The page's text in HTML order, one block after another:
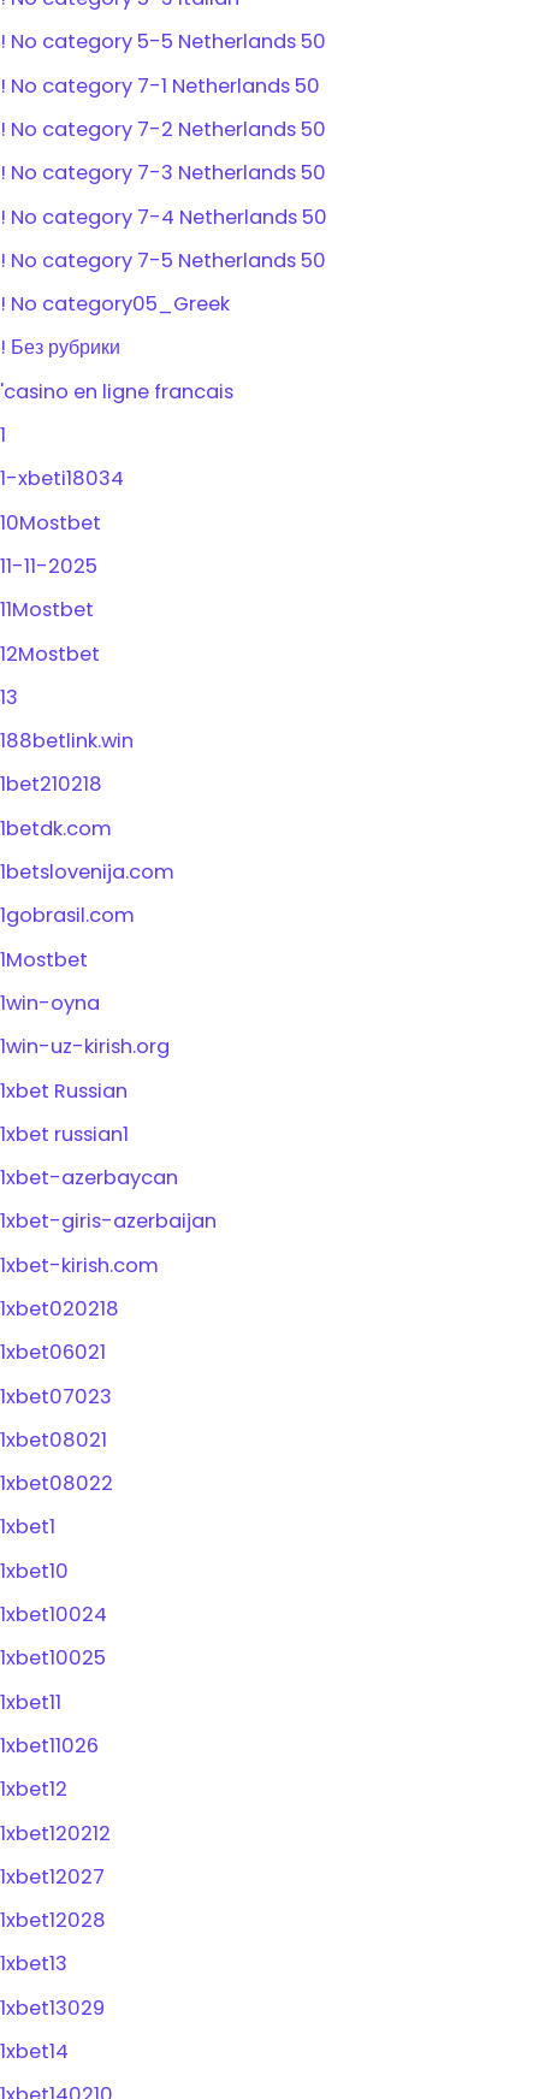
! No category 5-5 Netherlands 50
! No category 7-1 Netherlands 50
! No category 7-2 Netherlands 50
! No category 7-3 Netherlands 50
! No category 7-4 Netherlands 50
! No category 7-5 Netherlands 50
! No category05_Greek
! Без рубрики
'casino en ligne francais
1
1-xbeti18034
10Mostbet
11-11-2025
11Mostbet
12Mostbet
13
188betlink.win
1bet210218
1betdk.com
1betslovenija.com
1gobrasil.com
1Mostbet
1win-oyna
1win-uz-kirish.org
1xbet Russian
1xbet russian1
1xbet-azerbaycan
1xbet-giris-azerbaijan
1xbet-kirish.com
1xbet020218
1xbet06021
1xbet07023
1xbet08021
1xbet08022
1xbet1
1xbet10
1xbet10024
1xbet10025
1xbet11
1xbet11026
1xbet12
1xbet120212
1xbet12027
1xbet12028
1xbet13
1xbet13029
1xbet14